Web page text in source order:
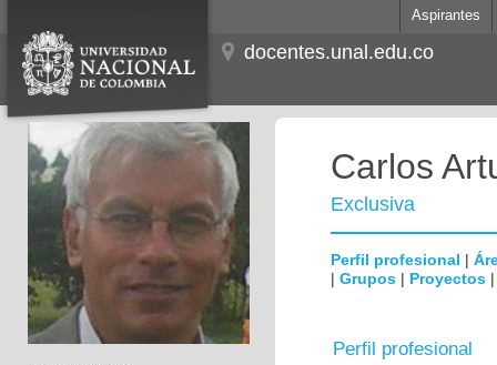
Aspirantes
docentes.unal.edu.co
Carlos
Exclusiva
Perfil profesional |
| Grupos | Proyectos
Perfil profesional